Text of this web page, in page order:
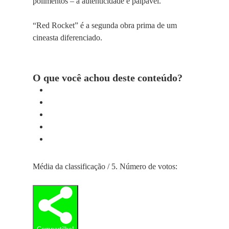
“Red Rocket” é a segunda obra prima de um
cineasta diferenciado.
O que você achou deste conteúdo?
Média da classificação / 5. Número de votos: